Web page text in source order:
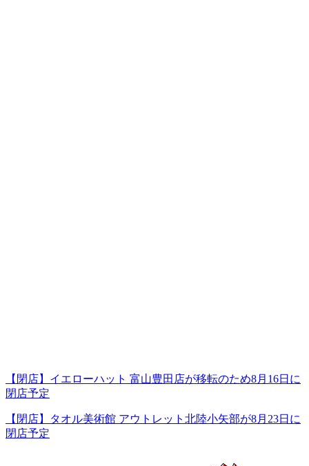
【閉店】イエローハット 富山豊田店が移転のため8月16日に
閉店予定
【閉店】タオル美術館 アウトレット北陸小矢部が8月23日に
閉店予定